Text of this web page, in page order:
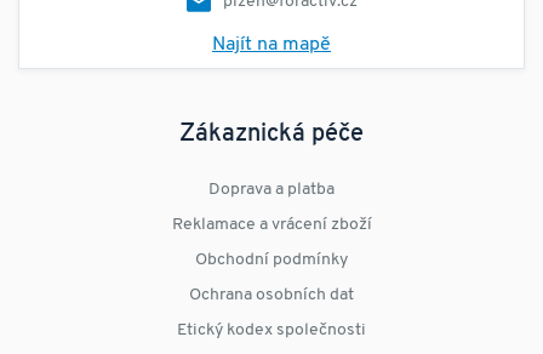
Najít na mapě
Zákaznická péče
Doprava a platba
Reklamace a vrácení zboží
Obchodní podmínky
Ochrana osobních dat
Etický kodex společnosti